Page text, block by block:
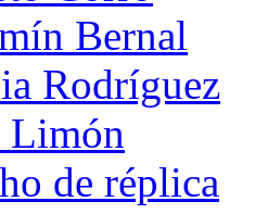
Bernal
Rodríguez
Limón
de réplica